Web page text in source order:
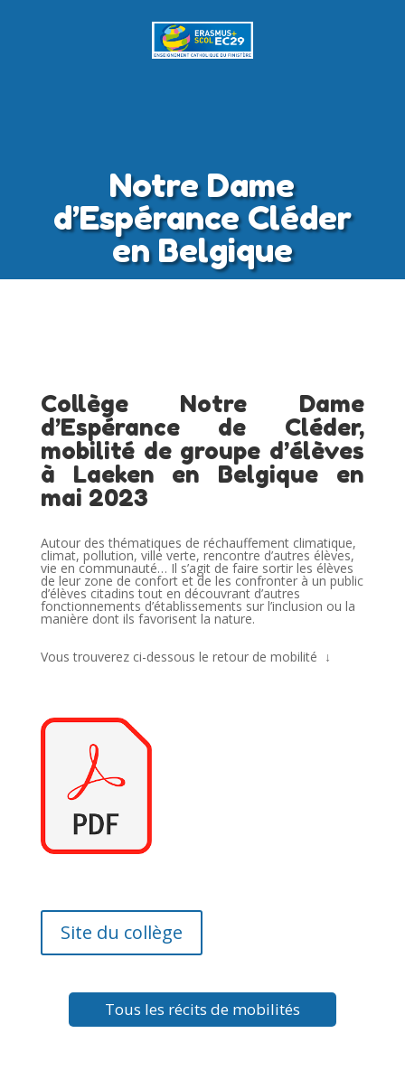
Notre Dame
d’Espérance Cléder
en Belgique
Collège Notre Dame
d’Espérance de Cléder,
mobilité de groupe d’élèves
à Laeken en Belgique en
mai 2023
Autour des thématiques de réchauffement climatique,
climat, pollution, ville verte, rencontre d’autres élèves,
vie en communauté… Il s’agit de faire sortir les élèves
de leur zone de confort et de les confronter à un public
d’élèves citadins tout en découvrant d’autres
fonctionnements d’établissements sur l’inclusion ou la
manière dont ils favorisent la nature.
Vous trouverez ci-dessous le retour de mobilité ↓
Site du collège
Tous les récits de mobilités